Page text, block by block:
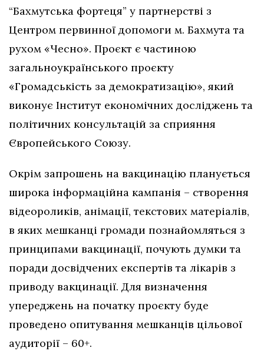
“Бахмутська фортеця” у партнерстві з
Центром первинної допомоги м. Бахмута та
рухом «Чесно». Проєкт є частиною
загальноукраїнського проєкту
«Громадськість за демократизацію», який
виконує Інститут економічних досліджень та
політичних консультацій за сприяння
Європейського Союзу.
Окрім запрошень на вакцинацію планується
широка інформаційна кампанія – створення
відеороликів, анімації, текстових матеріалів,
в яких мешканці громади познайомляться з
принципами вакцинації, почують думки та
поради досвідчених експертів та лікарів з
приводу вакцинації. Для визначення
упереджень на початку проєкту буде
проведено опитування мешканців цільової
аудиторії – 60+.